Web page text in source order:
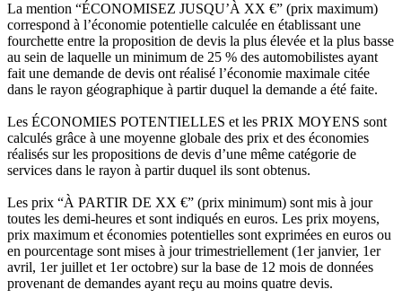
La mention “ÉCONOMISEZ JUSQU’À XX €” (prix maximum)
correspond à l’économie potentielle calculée en établissant une
fourchette entre la proposition de devis la plus élevée et la plus basse
au sein de laquelle un minimum de 25 % des automobilistes ayant
fait une demande de devis ont réalisé l’économie maximale citée
dans le rayon géographique à partir duquel la demande a été faite.
Les ÉCONOMIES POTENTIELLES et les PRIX MOYENS sont
calculés grâce à une moyenne globale des prix et des économies
réalisés sur les propositions de devis d’une même catégorie de
services dans le rayon à partir duquel ils sont obtenus.
Les prix “À PARTIR DE XX €” (prix minimum) sont mis à jour
toutes les demi-heures et sont indiqués en euros. Les prix moyens,
prix maximum et économies potentielles sont exprimées en euros ou
en pourcentage sont mises à jour trimestriellement (1er janvier, 1er
avril, 1er juillet et 1er octobre) sur la base de 12 mois de données
provenant de demandes ayant reçu au moins quatre devis.